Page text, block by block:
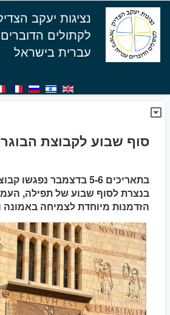
נציגות יעקב
לקתולים הדוברים
עברית בישראל
סוף שבוע לקבוצת
בתאריכים 5-6 בדצמבר
בנצרת לסוף שבוע של תפילה,
הזדמנות מיוחדת לצמיחה באמונה